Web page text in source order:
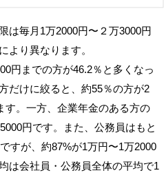
は毎月1万2000円〜２万3000円
より異なります。
円までの方が46.2％と多くなっ
だけに絞ると、約55％の方が2
す。一方、企業年金のある方の
円です。また、公務員はもと
すが、約87%が1万円〜1万2000
は会社員・公務員全体の平均で1